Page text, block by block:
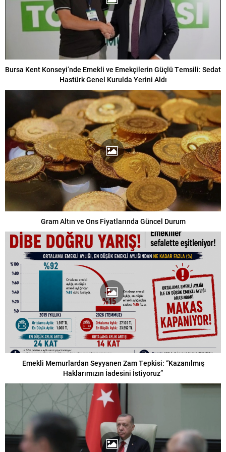
Bursa Kent Konseyi’nde Emekli ve Emekçilerin Güçlü Temsili: Sedat
Hastürk Genel Kurulda Yerini Aldı
Gram Altın ve Ons Fiyatlarında Güncel Durum
Emekli Memurlardan Seyyanen Zam Tepkisi: “Kazanılmış
Haklarımızın İadesini İstiyoruz”